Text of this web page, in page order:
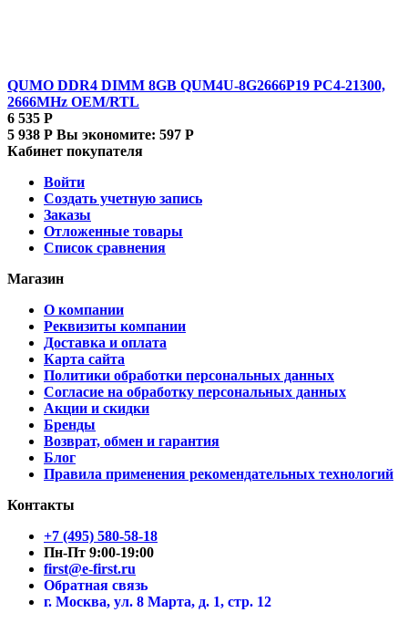
QUMO DDR4 DIMM 8GB QUM4U-8G2666P19 PC4-21300,
2666MHz OEM/RTL
6 535 Р
5 938 Р Вы экономите: 597 Р
Кабинет покупателя
Войти
Создать учетную запись
Заказы
Отложенные товары
Список сравнения
Магазин
О компании
Реквизиты компании
Доставка и оплата
Карта сайта
Политики обработки персональных данных
Согласие на обработку персональных данных
Акции и скидки
Бренды
Возврат, обмен и гарантия
Блог
Правила применения рекомендательных технологий
Контакты
+7 (495) 580-58-18
Пн-Пт 9:00-19:00
first@e-first.ru
Обратная связь
г. Москва, ул. 8 Марта, д. 1, стр. 12